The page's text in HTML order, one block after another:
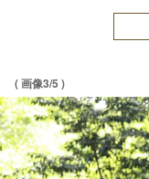
( 画像3/5 )